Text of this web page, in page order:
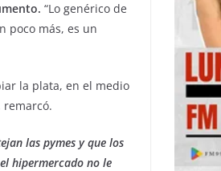
“Lo genérico de
poco más, es un
la plata, en el medio
remarcó.
las pymes y que los
hipermercado no le